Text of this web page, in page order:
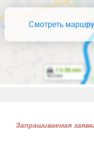
Смотреть
Запрашиваемая